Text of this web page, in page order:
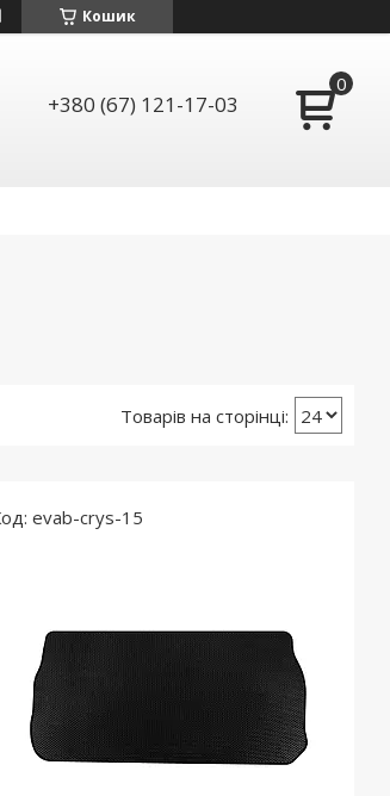
Кошик
+380 (67) 121-17-03
evab-crys-15